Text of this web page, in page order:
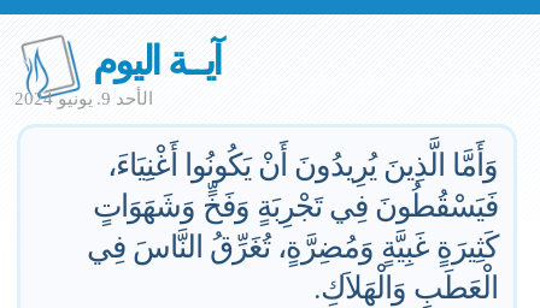
آيــة اليوم
الأحد 9. يونيو 2024
وَأَمَّا الَّذِينَ يُرِيدُونَ أَنْ يَكُونُوا أَغْنِيَاءَ،
فَيَسْقُطُونَ فِي تَجْرِبَةٍ وَفَخٍّ وَشَهَوَاتٍ
كَثِيرَةٍ غَبِيَّةٍ وَمُضِرَّةٍ، تُغَرِّقُ النَّاسَ فِي
الْعَطَبِ وَالْهَلاَكِ.